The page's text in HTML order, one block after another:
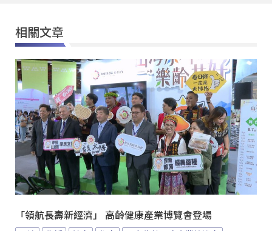
相關文章
「領航長壽新經濟」 高齡健康產業博覽會登場